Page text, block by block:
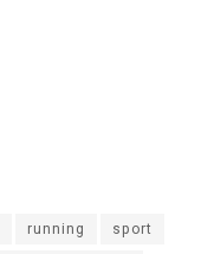
running
sport